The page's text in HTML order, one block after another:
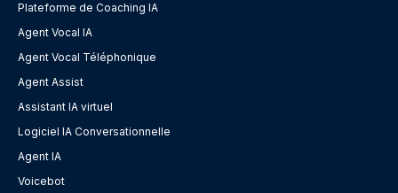
Plateforme de Coaching IA
Agent Vocal IA
Agent Vocal Téléphonique
Agent Assist
Assistant IA virtuel
Logiciel IA Conversationnelle
Agent IA
Voicebot